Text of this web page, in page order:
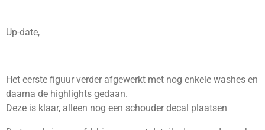
Up-date,
Het eerste figuur verder afgewerkt met nog enkele washes en
daarna de highlights gedaan.
Deze is klaar, alleen nog een schouder decal plaatsen